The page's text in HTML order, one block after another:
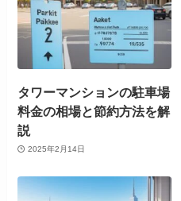
タワーマンションの駐車場
料金の相場と節約方法を解
説
2025年2月14日